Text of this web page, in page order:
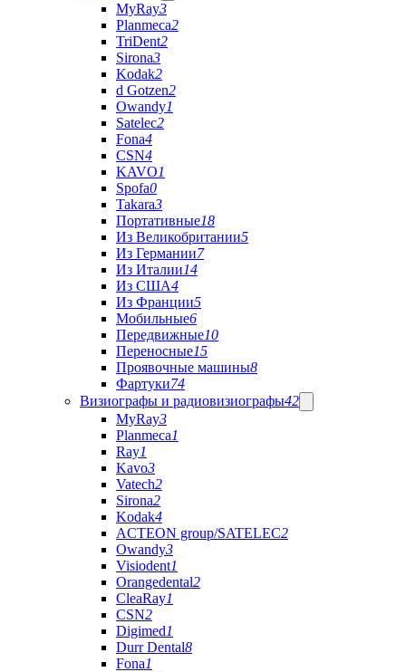
MyRay3
Planmeca2
TriDent2
Sirona3
Kodak2
d Gotzen2
Owandy1
Satelec2
Fona4
CSN4
KAVO1
Spofa0
Takara3
Портативные18
Из Великобритании5
Из Германии7
Из Италии14
Из США4
Из Франции5
Мобильные6
Передвижные10
Переносные15
Проявочные машины8
Фартуки74
Визиографы и радиовизиографы42
MyRay3
Planmeca1
Ray1
Kavo3
Vatech2
Sirona2
Kodak4
ACTEON group/SATELEC2
Owandy3
Visiodent1
Orangedental2
CleaRay1
CSN2
Digimed1
Durr Dental8
Fona1